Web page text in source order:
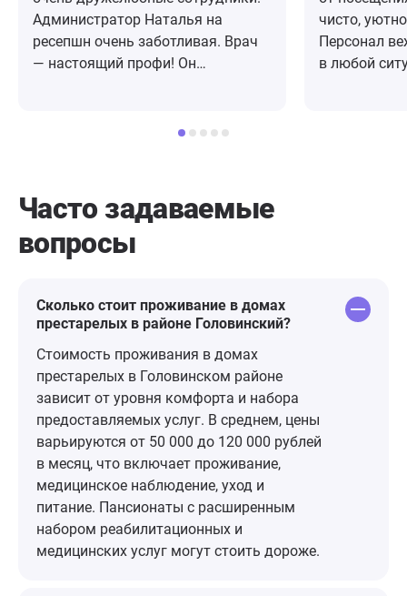
Администратор Наталья на
ресепшн очень заботливая. Врач
— настоящий профи! Он
ответил на все вопросы. После
Уже дома у меня возникли
вопросы по приему. Звонила в
клинику с вопросом, мне в тот же
день перезвонил доктор и все
не встречала. 10 из 10!
чисто,
Персонал
в любой
Часто задаваемые
вопросы
Сколько стоит проживание в домах
престарелых в районе Головинский?
Стоимость проживания в домах
престарелых в Головинском районе
зависит от уровня комфорта и набора
предоставляемых услуг. В среднем, цены
варьируются от 50 000 до 120 000 рублей
в месяц, что включает проживание,
медицинское наблюдение, уход и
питание. Пансионаты с расширенным
набором реабилитационных и
медицинских услуг могут стоить дороже.